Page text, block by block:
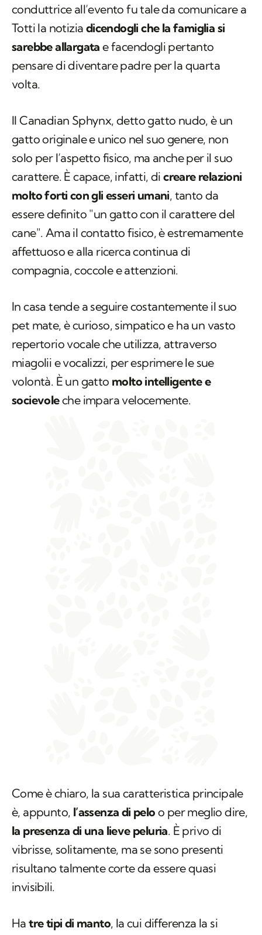
nove gattini. La partecipazione della
conduttrice all’evento fu tale da comunicare a
Totti la notiziadicendogli che la famiglia si
sarebbe allargatae facendogli pertanto
pensare di diventare padre per la quarta
Il Canadian Sphynx, detto gatto nudo, è un
gatto originale e unico nel suo genere, non
solo per l’aspetto fisico, ma anche per il suo
carattere. È capace, infatti, dicreare relazioni
molto forti con gli esseri umani, tanto da
essere definito "un gatto con il carattere del
cane". Ama il contatto fisico, è estremamente
affettuoso e alla ricerca continua di
In casa tende a seguire costantemente il suo
pet mate, è curioso, simpatico e ha un vasto
repertorio vocale che utilizza, attraverso
miagolii e vocalizzi, per esprimere le sue
volontà. È un gattomolto intelligente e
Come è chiaro, la sua caratteristica principale
è, appunto,l’assenza di peloo per meglio dire,
la presenza di una lieve peluria. È privo di
vibrisse, solitamente, ma se sono presenti
risultano talmente corte da essere quasi